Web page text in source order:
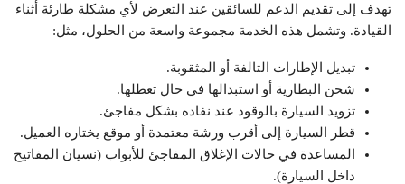
تهدف إلى تقديم الدعم للسائقين عند التعرض لأي مشكلة طارئة أثناء
القيادة. وتشمل هذه الخدمة مجموعة واسعة من الحلول، مثل:
تبديل الإطارات التالفة أو المثقوبة.
شحن البطارية أو استبدالها في حال تعطلها.
تزويد السيارة بالوقود عند نفاده بشكل مفاجئ.
قطر السيارة إلى أقرب ورشة معتمدة أو موقع يختاره العميل.
المساعدة في حالات الإغلاق المفاجئ للأبواب (نسيان المفاتيح
داخل السيارة).